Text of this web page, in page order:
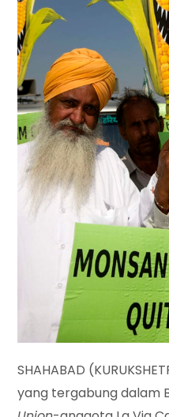
SHAHABAD
yang tergabung dalam